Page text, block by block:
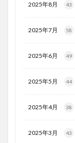
2025年8月 43
2025年7月 58
2025年6月 49
2025年5月 44
2025年4月 38
2025年3月 43